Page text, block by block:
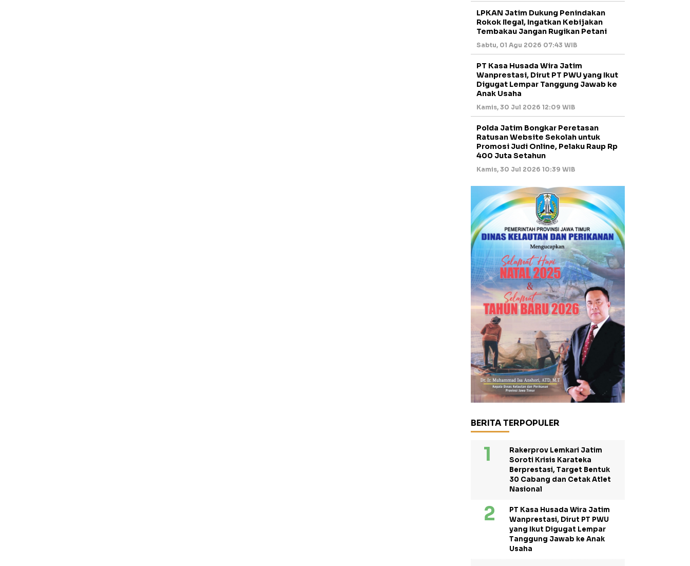
LPKAN Jatim Dukung Penindakan
Rokok Ilegal, Ingatkan Kebijakan
Tembakau Jangan Rugikan Petani
Sabtu, 01 Agu 2026 07:43 WIB
PT Kasa Husada Wira Jatim
Wanprestasi, Dirut PT PWU yang Ikut
Digugat Lempar Tanggung Jawab ke
Anak Usaha
Kamis, 30 Jul 2026 12:09 WIB
Polda Jatim Bongkar Peretasan
Ratusan Website Sekolah untuk
Promosi Judi Online, Pelaku Raup Rp
400 Juta Setahun
Kamis, 30 Jul 2026 10:39 WIB
BERITA TERPOPULER
Rakerprov Lemkari Jatim
Soroti Krisis Karateka
Berprestasi, Target Bentuk
30 Cabang dan Cetak Atlet
Nasional
PT Kasa Husada Wira Jatim
Wanprestasi, Dirut PT PWU
yang Ikut Digugat Lempar
Tanggung Jawab ke Anak
Usaha